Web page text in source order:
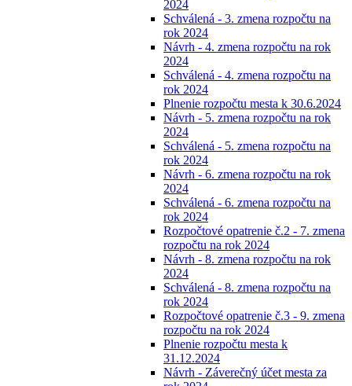
2024
Schválená - 3. zmena rozpočtu na
rok 2024
Návrh - 4. zmena rozpočtu na rok
2024
Schválená - 4. zmena rozpočtu na
rok 2024
Plnenie rozpočtu mesta k 30.6.2024
Návrh - 5. zmena rozpočtu na rok
2024
Schválená - 5. zmena rozpočtu na
rok 2024
Návrh - 6. zmena rozpočtu na rok
2024
Schválená - 6. zmena rozpočtu na
rok 2024
Rozpočtové opatrenie č.2 - 7. zmena
rozpočtu na rok 2024
Návrh - 8. zmena rozpočtu na rok
2024
Schválená - 8. zmena rozpočtu na
rok 2024
Rozpočtové opatrenie č.3 - 9. zmena
rozpočtu na rok 2024
Plnenie rozpočtu mesta k
31.12.2024
Návrh - Záverečný účet mesta za